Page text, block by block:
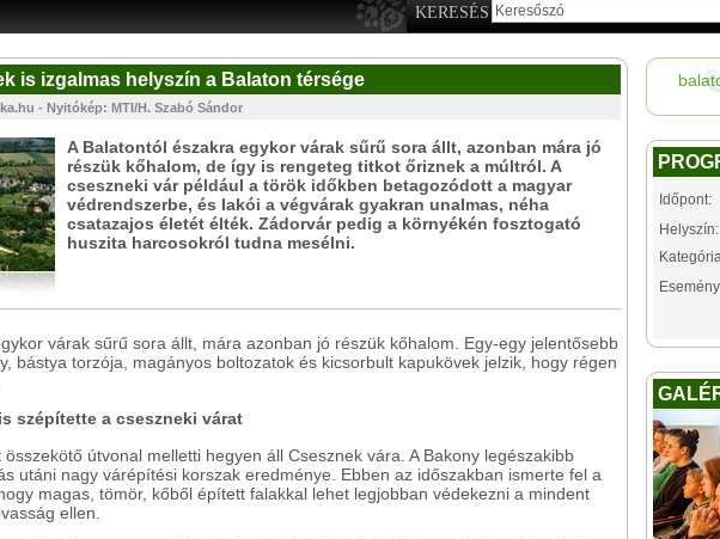
KERESÉS
is izgalmas helyszín a Balaton térsége
- Nyitókép: MTI/H. Szabó Sándor
A Balatontól északra egykor várak sűrű sora állt, azonban mára jó
részük kőhalom, de így is rengeteg titkot őriznek a múltról. A
cseszneki vár például a török időkben betagozódott a magyar
védrendszerbe, és lakói a végvárak gyakran unalmas, néha
csatazajos életét élték. Zádorvár pedig a környékén fosztogató
huszita harcosokról tudna mesélni.
várak sűrű sora állt, mára azonban jó részük kőhalom. Egy-egy jelentősebb
bástya torzója, magányos boltozatok és kicsorbult kapukövek jelzik, hogy régen
szépítette a cseszneki várat
útvonal melletti hegyen áll Csesznek vára. A Bakony legészakibb
utáni nagy várépítési korszak eredménye. Ebben az időszakban ismerte fel a
magas, tömör, kőből épített falakkal lehet legjobban védekezni a mindent
ellen.
Időpont:
Helyszín: